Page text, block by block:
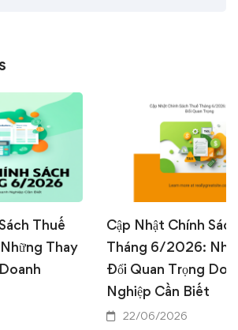
Thuế
Thay
Cập Nhật Chính
Tháng 6/2026:
Đổi Quan Trọng
Nghiệp Cần Biết
22/06/2026